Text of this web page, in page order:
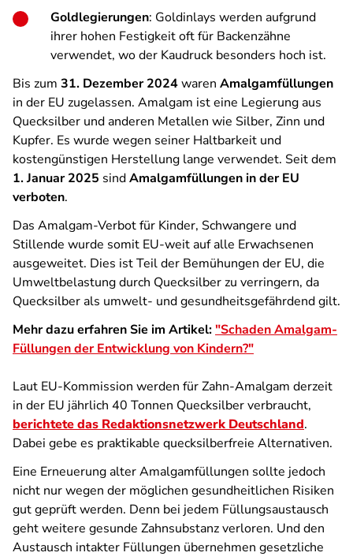
Goldlegierungen: Goldinlays werden aufgrund
ihrer hohen Festigkeit oft für Backenzähne
verwendet, wo der Kaudruck besonders hoch ist.
Bis zum 31. Dezember 2024waren Amalgamfüllungen
in der EU zugelassen. Amalgam ist eine Legierung aus
Quecksilber und anderen Metallen wie Silber, Zinn und
Kupfer. Es wurde wegen seiner Haltbarkeit und
kostengünstigen Herstellung lange verwendet. Seit dem
1. Januar 2025 sindAmalgamfüllungen in der EU
verboten.
Das Amalgam-Verbot für Kinder, Schwangere und
Stillende wurde somit EU-weit auf alle Erwachsenen
ausgeweitet. Dies ist Teil der Bemühungen der EU, die
Umweltbelastung durch Quecksilber zu verringern, da
Quecksilber als umwelt- und gesundheitsgefährdend gilt.
Mehr dazu erfahren Sie im Artikel:"Schaden Amalgam-
Füllungender Entwicklung von Kindern?"
Laut EU-Kommission werden für Zahn-Amalgam derzeit
in der EU jährlich 40 Tonnen Quecksilber verbraucht,
berichtete das Redaktionsnetzwerk Deutschland.
Dabei gebe es praktikable quecksilberfreie Alternativen.
Eine Erneuerung alter Amalgamfüllungen sollte jedoch
nicht nur wegen der möglichen gesundheitlichen Risiken
gut geprüft werden. Denn bei jedem Füllungsaustausch
geht weitere gesunde Zahnsubstanz verloren. Und den
Austausch intakter Füllungen übernehmen gesetzliche